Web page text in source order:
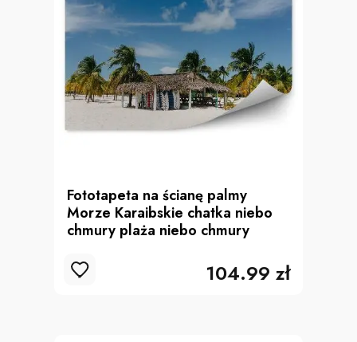
Fototapeta na ścianę palmy
Morze Karaibskie chatka niebo
chmury plaża niebo chmury
104.99 zł